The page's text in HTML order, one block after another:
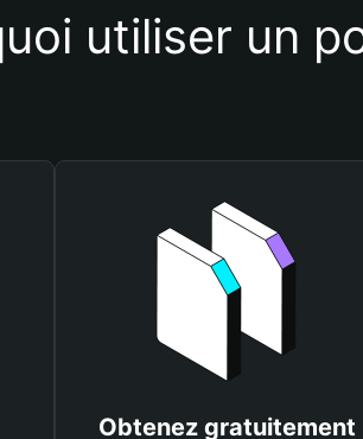
utiliser un
Obtenez gratuitement